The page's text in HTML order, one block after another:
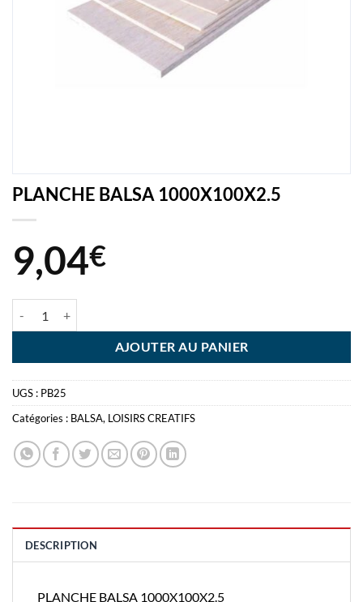
PLANCHE BALSA 1000X100X2.5
9,04€
AJOUTER AU PANIER
UGS : PB25
Catégories : BALSA, LOISIRS CREATIFS
DESCRIPTION
PLANCHE BALSA 1000X100X2.5